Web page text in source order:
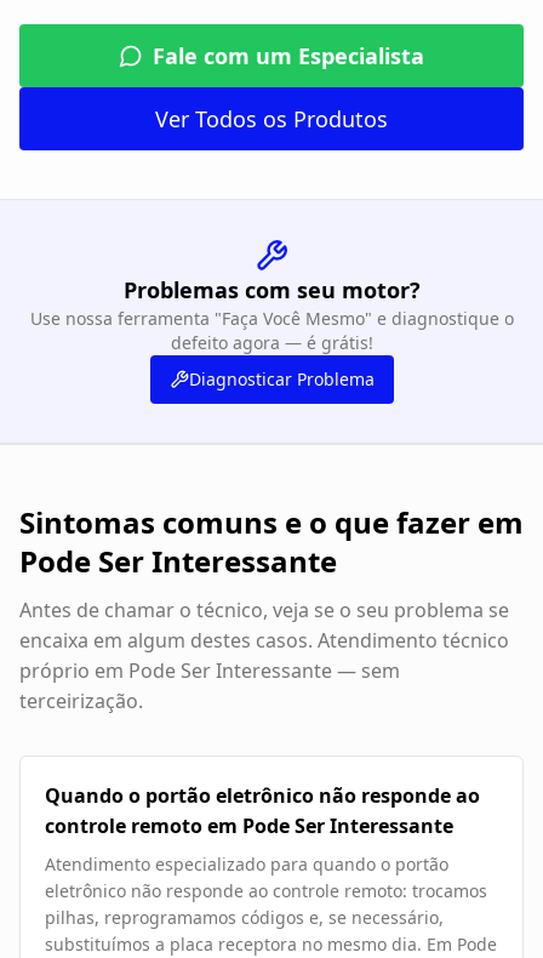
Fale com um Especialista
Ver Todos os Produtos
Problemas com seu motor?
Use nossa ferramenta "Faça Você Mesmo" e diagnostique o
defeito agora — é grátis!
Diagnosticar Problema
Sintomas comuns e o que fazer em
Pode Ser Interessante
Antes de chamar o técnico, veja se o seu problema se
encaixa em algum destes casos. Atendimento técnico
próprio em Pode Ser Interessante— sem
terceirização.
Quando o portão eletrônico não responde ao
controle remoto em Pode Ser Interessante
Atendimento especializado para quando o portão
eletrônico não responde ao controle remoto: trocamos
pilhas, reprogramamos códigos e, se necessário,
substituímos a placa receptora no mesmo dia. Em Pode